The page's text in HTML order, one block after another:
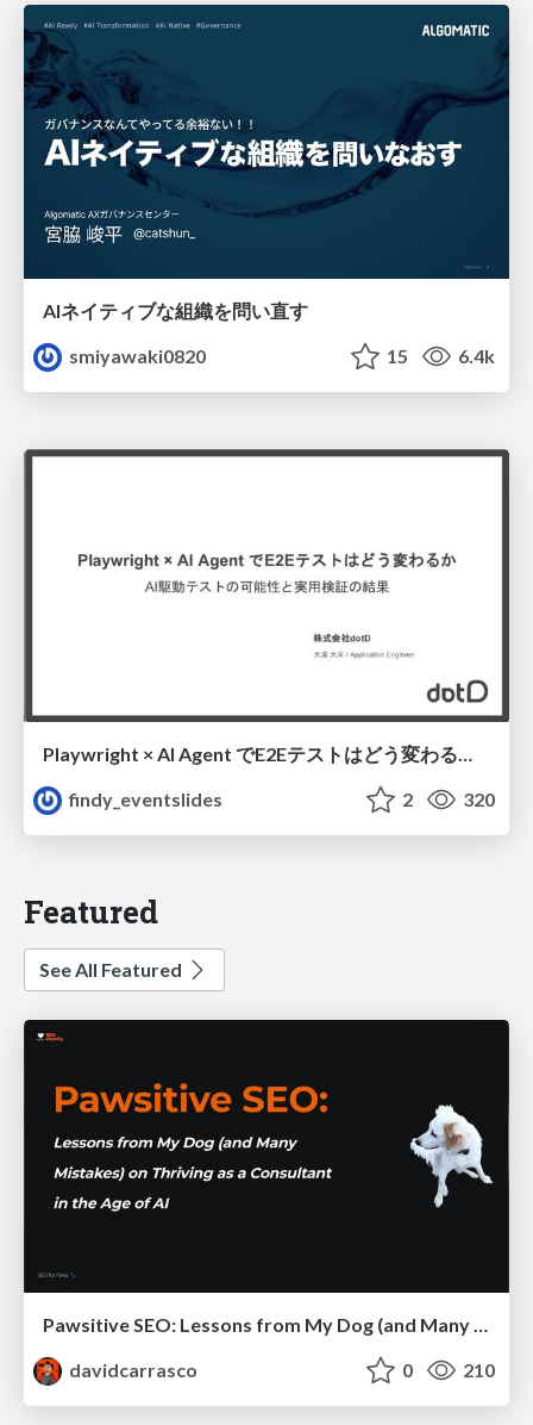
AIネイティブな組織を問い直す
smiyawaki0820
15 6.4k
Playwright × AI Agent でE2Eテストはどう変わるか AI駆動テストの可能性と実用検証の結果 _0721
findy_eventslides
2 320
Featured
See All Featured
Pawsitive SEO: Lessons from My Dog (and Many Mistakes) on Thriving as a Consultant in the Age of AI
davidcarrasco
0 210